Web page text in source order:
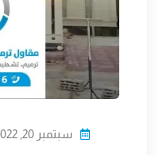
سبتمبر 20, 2022